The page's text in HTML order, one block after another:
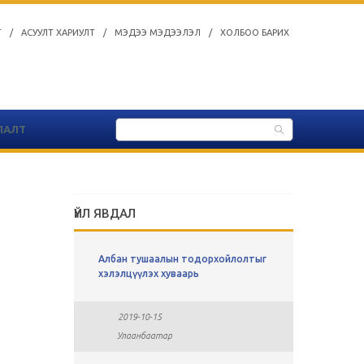
/ АСУУЛТ ХАРИУЛТ / МЭДЭЭ МЭДЭЭЛЭЛ / ХОЛБОО БАРИХ
ҮЙЛ ЯВДАЛ
Албан тушаалын тодорхойлолтыг
хэлэлцүүлэх хуваарь
2019-10-15
Улаанбаатар